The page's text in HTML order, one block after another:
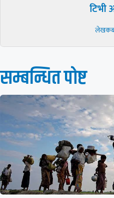
टिभी
सम्बन्धित पाेष्ट